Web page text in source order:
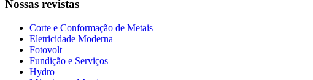
Nossas revistas
Corte e Conformação de Metais
Eletricidade Moderna
Fotovolt
Fundição e Serviços
Hydro